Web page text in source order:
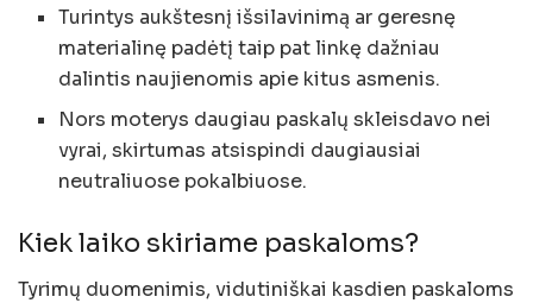
Turintys aukštesnį išsilavinimą ar geresnę
materialinę padėtį taip pat linkę dažniau
dalintis naujienomis apie kitus asmenis.
Nors moterys daugiau paskalų skleisdavo nei
vyrai, skirtumas atsispindi daugiausiai
neutraliuose pokalbiuose.
Kiek laiko skiriame paskaloms?
Tyrimų duomenimis, vidutiniškai kasdien paskaloms